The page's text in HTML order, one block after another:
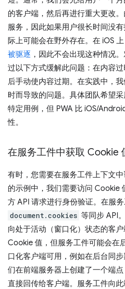
的客户端，然后再进行重大更改
服务，因此如果用户很长时间没
际上可能会在野外存在。在 iOS 上
被驱逐 ，因此不会出现这种情况
过以下方式缓解此问题：在内容
后手动使内容过期。在实践中，
时而导致的问题。具体团队希望
特定用例，但 PWA 比 iOS/
性。
在服务工件中获取 Cookie
有时，您需要在服务工件上下文
的示例中，我们需要访问 Cookie
方 API 请求进行身份验证。在服
document.cookies 等同步 API
向处于活动（窗口化）状态的客
Cookie 值，但服务工件可能会在
口化客户端可用，例如在后台同
们在前端服务器上创建了一个端
直接回传给客户端。服务工件向